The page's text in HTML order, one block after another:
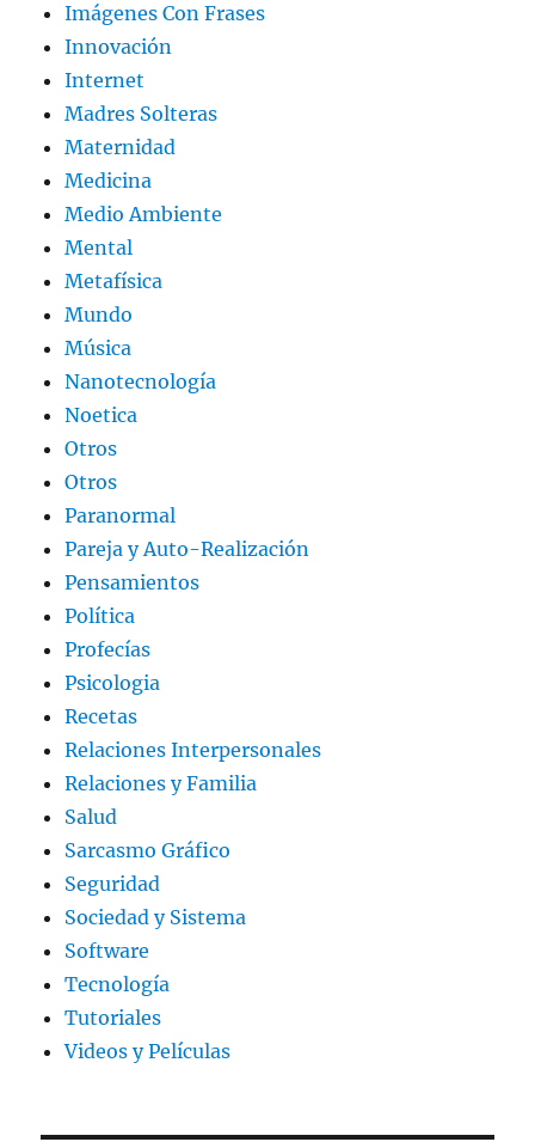
Imágenes Con Frases
Innovación
Internet
Madres Solteras
Maternidad
Medicina
Medio Ambiente
Mental
Metafísica
Mundo
Música
Nanotecnología
Noetica
Otros
Otros
Paranormal
Pareja y Auto-Realización
Pensamientos
Política
Profecías
Psicologia
Recetas
Relaciones Interpersonales
Relaciones y Familia
Salud
Sarcasmo Gráfico
Seguridad
Sociedad y Sistema
Software
Tecnología
Tutoriales
Videos y Películas